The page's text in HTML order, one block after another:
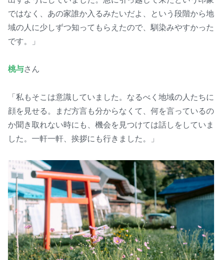
ではなく、あの家誰か入るみたいだよ、という段階から地
域の人に少しずつ知ってもらえたので、馴染みやすかった
です。」
桃与さん
「私もそこは意識していました。なるべく地域の人たちに
顔を見せる。まだ方言も分からなくて、何を言っているの
か聞き取れない時にも、機会を見つけては話しをしていま
した。一軒一軒、挨拶にも行きました。」